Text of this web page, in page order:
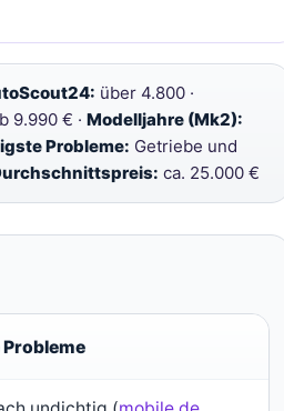
über 4.800 ·
9.990 € · Modelljahre (Mk2):
Probleme: Getriebe und
ca. 25.000 €